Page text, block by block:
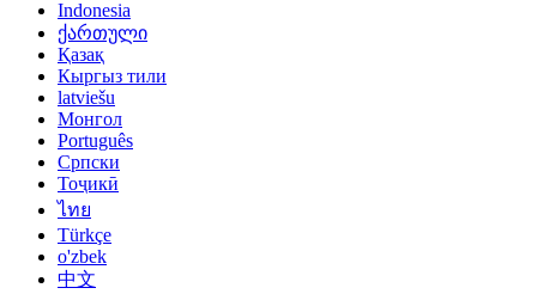
Indonesia
ქართული
Қазақ
Кыргыз тили
latviešu
Монгол
Português
Српски
Тоҷикӣ
ไทย
Türkçe
o'zbek
中文